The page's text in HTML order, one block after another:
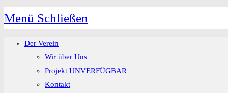
Menü Schließen
Der Verein
Wir über Uns
Projekt UNVERFÜGBAR
Kontakt